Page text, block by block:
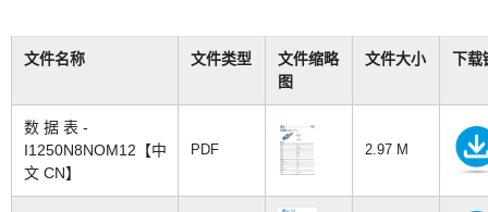
文件名称 文件类型
文件缩略
图
文件大小 下载
数 据 表 -
I1250N8NOM12【中
文 CN】
PDF 2.97 M